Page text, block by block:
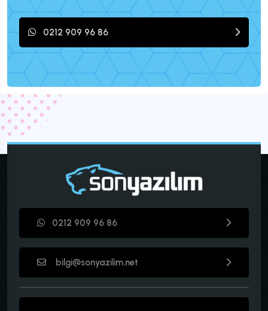
0212 909 96 86
0212 909 96 86
bilgi@sonyazilim.net